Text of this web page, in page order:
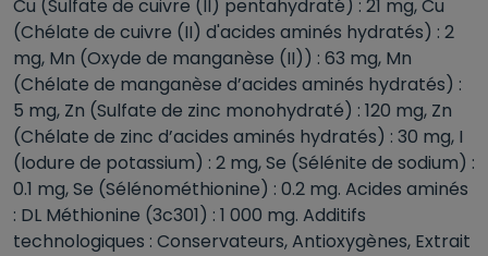
Cu (Sulfate de cuivre (II) pentahydraté) : 21 mg, Cu
(Chélate de cuivre (II) d'acides aminés hydratés) : 2
mg, Mn (Oxyde de manganèse (II)) : 63 mg, Mn
(Chélate de manganèse d’acides aminés hydratés) :
5 mg, Zn (Sulfate de zinc monohydraté) : 120 mg, Zn
(Chélate de zinc d’acides aminés hydratés) : 30 mg, I
(Iodure de potassium) : 2 mg, Se (Sélénite de sodium) :
0.1 mg, Se (Sélénométhionine) : 0.2 mg. Acides aminés
: DL Méthionine (3c301) : 1 000 mg. Additifs
technologiques : Conservateurs, Antioxygènes, Extrait